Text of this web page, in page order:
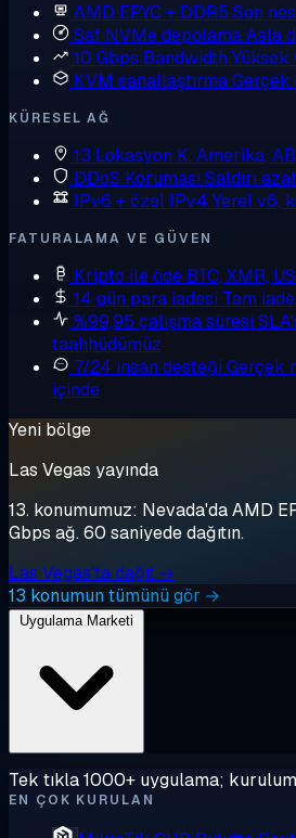
AMD EPYC + DDR5 Son
Saf NVMe depolamaAsla
10 Gbps Bandwidth
KVM sanallaştırmaGerçek
KÜRESEL AĞ
13 Lokasyon K. Amerika,
DDoS Koruması Saldırı
IPv6 + özel IPv4 Yerel v6,
FATURALAMA VE GÜVEN
Kripto ile öde BTC, XMR,
14 gün para iadesi Tam
%99,95 çalışma süresi
taahhüdümüz
7/24 insan desteği Gerçek
içinde
Yeni bölge
Las Vegas yayında
13. konumumuz: Nevada'da AMD
Gbps ağ. 60 saniyede dağıtın.
Las Vegas'ta dağıt →
13 konumun tümünü gör →
Tek tıkla 1000+ uygulama;
EN ÇOK KURULAN